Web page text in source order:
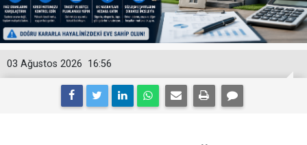
16:56
03 Ağustos 2026